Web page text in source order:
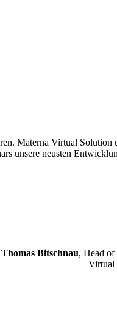
Materna Virtual Solution
unsere neusten
Thomas Bitschnau, Head of
Virtual